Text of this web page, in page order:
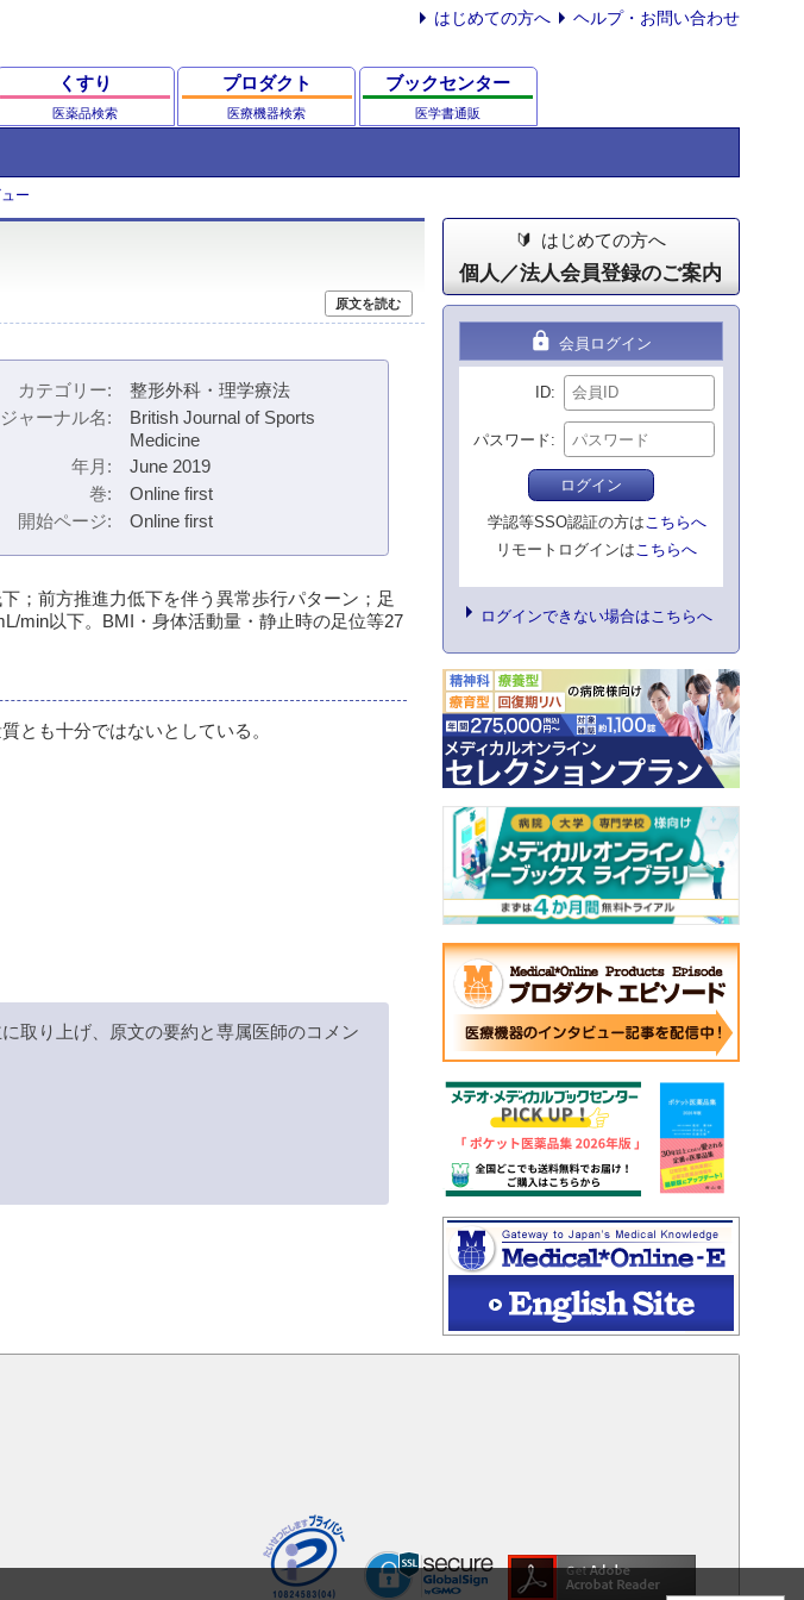
はじめての方へ ヘルプ・お問い合わせ
くすり
医薬品検索
プロダクト
医療機器検索
ブックセンター
医学書通販
ー
原文を読む
カテゴリー
整形外科・理学療法
ジャーナル名
British Journal of Sports
Medicine
年月
June 2019
巻
Online first
開始ページ
Online first
；前方推進力低下を伴う異常歩行パターン；足
min以下。BMI・身体活動量・静止時の足位等27
とも十分ではないとしている。
取り上げ、原文の要約と専属医師のコメン
はじめての方へ
個人／法人会員登録のご案内
lock 会員ログイン
ID
パスワード
ログイン
学認等SSO認証の方はこちらへ
リモートログインはこちらへ
ログインできない場合はこちらへ